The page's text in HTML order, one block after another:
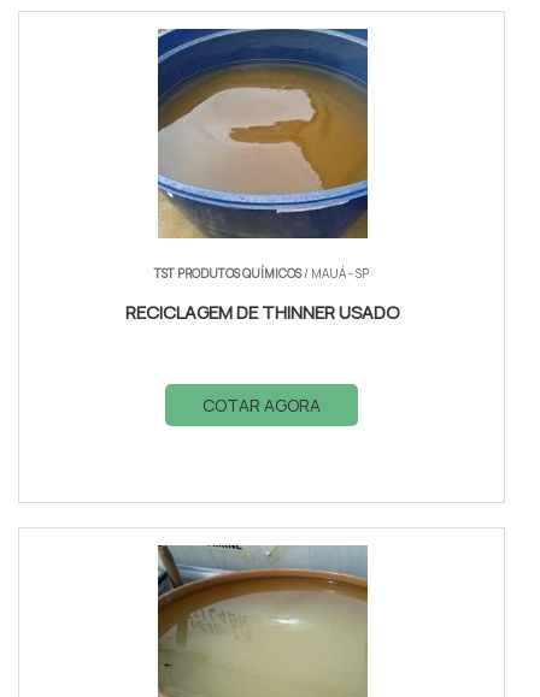
TST PRODUTOS QUÍMICOS/ MAUÁ - SP
RECICLAGEM DE THINNER USADO
COTAR AGORA